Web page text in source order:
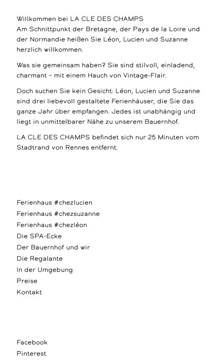
Willkommen bei LA CLE DES CHAMPS
Am Schnittpunkt der Bretagne, der Pays de la Loire und
der Normandie heißen Sie Léon, Lucien und Suzanne
herzlich willkommen.
Was sie gemeinsam haben? Sie sind stilvoll, einladend,
charmant – mit einem Hauch von Vintage-Flair.
Doch suchen Sie kein Gesicht: Léon, Lucien und Suzanne
sind drei liebevoll gestaltete Ferienhäuser, die Sie das
ganze Jahr über empfangen. Jedes ist unabhängig und
liegt in unmittelbarer Nähe zu unserem Bauernhof.
LA CLE DES CHAMPS befindet sich nur 25 Minuten vom
Stadtrand von Rennes entfernt.
Ferienhaus #chezlucien
Ferienhaus #chezsuzanne
Ferienhaus #chezléon
Die SPA-Ecke
Der Bauernhof und wir
Die Regalante
In der Umgebung
Preise
Kontakt
Facebook
Pinterest